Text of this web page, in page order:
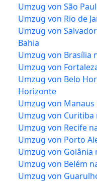
Umzug von São
Umzug von Rio de
Umzug von
Bahia
Umzug von Brasília
Umzug von
Umzug von Belo
Horizonte
Umzug von
Umzug von Curitiba
Umzug von Recife
Umzug von Porto
Umzug von Goiânia
Umzug von Belém
Umzug von